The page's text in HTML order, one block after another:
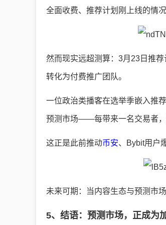
全面收费、推荐计划刚上线的情
然而现实远超测算：3月23日推
转化为付费推广团队。
一位政治类播客在选举季嵌入推
预测市场——每带来一名交易者，
这正是此前推动币安、Bybit用户
未来可期：当内容生态与预测市
5、结语：预测市场，正成为